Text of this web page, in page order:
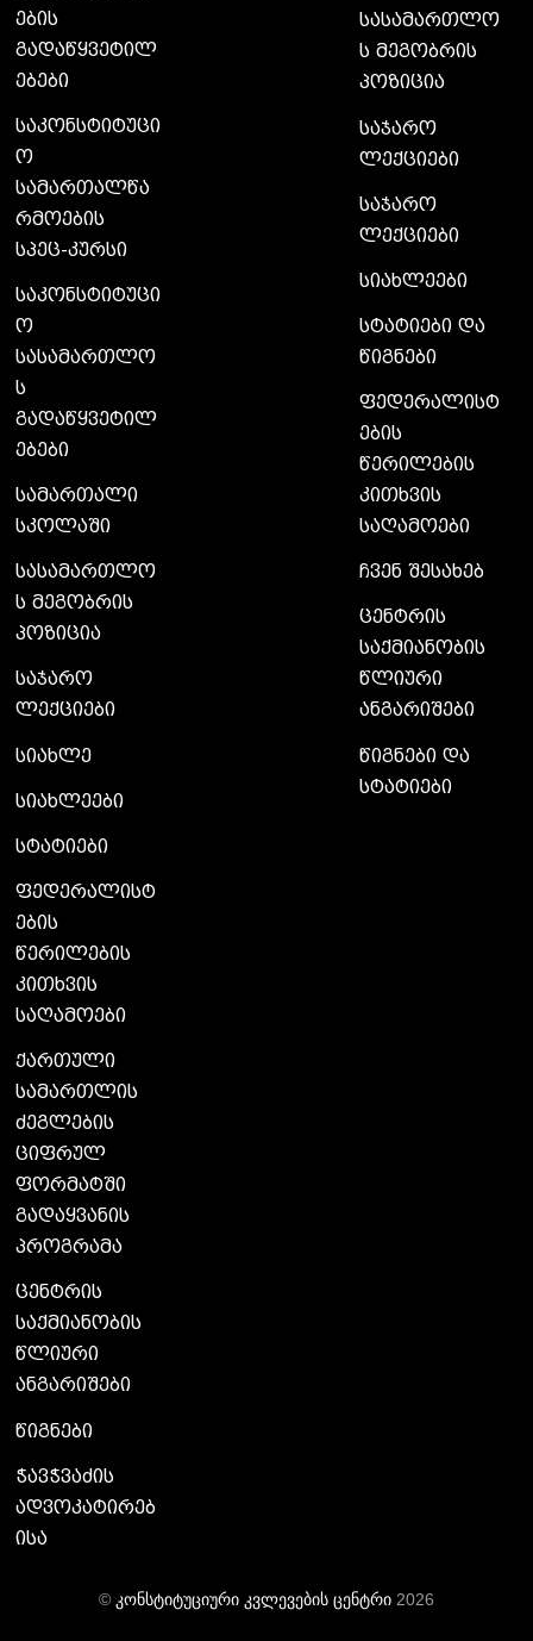
ების
გადაწყვეტილ
ებები
საკონსტიტუცი
ო
სამართალწა
რმოების
სპეც-კურსი
საკონსტიტუცი
ო
სასამართლო
ს
გადაწყვეტილ
ებები
სამართალი
სკოლაში
სასამართლო
ს მეგობრის
პოზიცია
საჯარო
ლექციები
სიახლე
სიახლეები
სტატიები
ფედერალისტ
ების
წერილების
კითხვის
საღამოები
ქართული
სამართლის
ძეგლების
ციფრულ
ფორმატში
გადაყვანის
პროგრამა
ცენტრის
საქმიანობის
წლიური
ანგარიშები
წიგნები
ჭავჭვაძის
ადვოკატირებ
ისა
სასამართლო
ს მეგობრის
პოზიცია
საჯარო
ლექციები
საჯარო
ლექციები
სიახლეები
სტატიები და
წიგნები
ფედერალისტ
ების
წერილების
კითხვის
საღამოები
ჩვენ შესახებ
ცენტრის
საქმიანობის
წლიური
ანგარიშები
წიგნები და
სტატიები
© კონსტიტუციური კვლევების ცენტრი2026